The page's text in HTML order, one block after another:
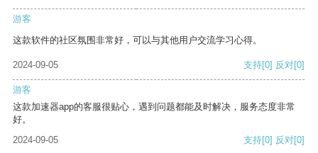
游客
这款软件的社区氛围非常好，可以与其他用户交流学习心得。
2024-09-05 支持[0] 反对[0]
游客
这款加速器app的客服很贴心，遇到问题都能及时解决，服务态度非常
好。
2024-09-05
支持[0] 反对[0]